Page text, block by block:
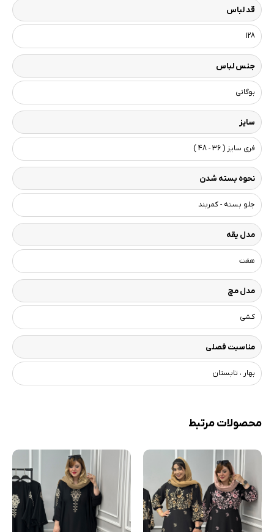
قد لباس
128
جنس لباس
بوگاتی
سایز
فری سایز ( 36 - 48 )
نحوه بسته شدن
جلو بسته - کمربند
مدل یقه
هفت
مدل مچ
کشی
مناسبت فصلی
بهار ، تابستان
محصولات مرتبط